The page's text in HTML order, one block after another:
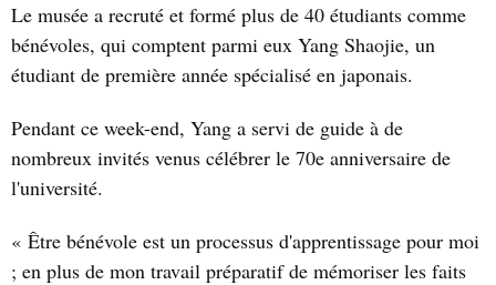
Le musée a recruté et formé plus de 40 étudiants comme
bénévoles, qui comptent parmi eux Yang Shaojie, un
étudiant de première année spécialisé en japonais.
Pendant ce week-end, Yang a servi de guide à de
nombreux invités venus célébrer le 70e anniversaire de
l'université.
« Être bénévole est un processus d'apprentissage pour moi
; en plus de mon travail préparatif de mémoriser les faits